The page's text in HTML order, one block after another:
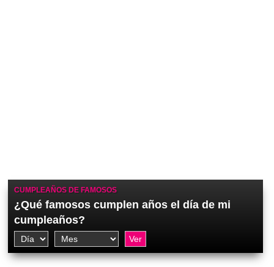
CUMPLEAÑOS DE FAMOSOS
¿Qué famosos cumplen años el día de mi
cumpleaños?